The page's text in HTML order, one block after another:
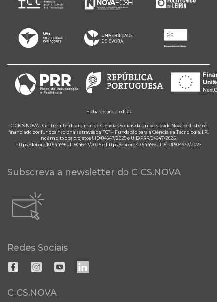
Ficha de projeto PRR
O CICS.NOVA - Centro Interdisciplinar de Ciências Sociais da Universidade Nova de Lisboa é
financiado por fundos nacionais através da FCT – Fundação para a Ciência e a Tecnologia, I.P.,
no âmbito dos projetos UID/04647/2025 e UID/PRR/04647/2025.
https://doi.org/10.54499/UID/04647/2025e https://doi.org/10.54499/UID/PRR/04647/2025
Subscreva a newsletter do CICS.NOVA
Redes Sociais
CICS.NOVA